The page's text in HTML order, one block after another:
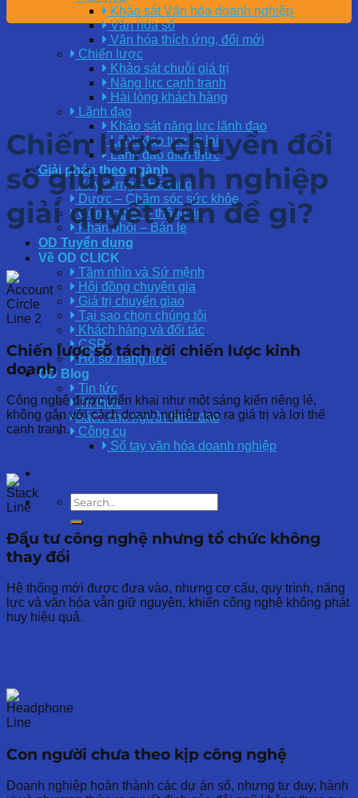
Khảo sát Văn hóa doanh nghiệp
Văn hóa số
Văn hóa thích ứng, đổi mới
Chiến lược
Khảo sát chuỗi giá trị
Năng lực cạnh tranh
Hài lòng khách hàng
Lãnh đạo
Khảo sát năng lực lãnh đạo
Lãnh đạo tương lai
Lãnh đạo đích thực
Giải pháp theo ngành
Xây dựng – Hạ tầng
Dược – Chăm sóc sức khỏe
Công nghệ – thông tin
Phân phối – Bán lẻ
OD Tuyển dụng
Về OD CLICK
Tầm nhìn và Sứ mệnh
Hội đồng chuyên gia
Giá trị chuyển giao
Tại sao chọn chúng tôi
Khách hàng và đối tác
CSR
Hồ sơ năng lực
OD Blog
Tin tức
Tri thức
Sách cho người lãnh đạo
Công cụ
Sổ tay văn hóa doanh nghiệp
Chiến lược chuyển đổi
sốgiúp doanh nghiệp
giải quyếtvấn đề gì?
Chiến lược số tách rời chiến lược kinh
doanh
Công nghệ được triển khai như một sáng kiến riêng lẻ,
không gắn với cách doanh nghiệp tạo ra giá trị và lợi thế
cạnh tranh.
Đầu tư công nghệ nhưng tổ chức không
thay đổi
Hệ thống mới được đưa vào, nhưng cơ cấu, quy trình, năng
lực và văn hóa vẫn giữ nguyên, khiến công nghệ không phát
huy hiệu quả.
Con người chưa theo kịp công nghệ
Doanh nghiệp hoàn thành các dự án số, nhưng tư duy, hành